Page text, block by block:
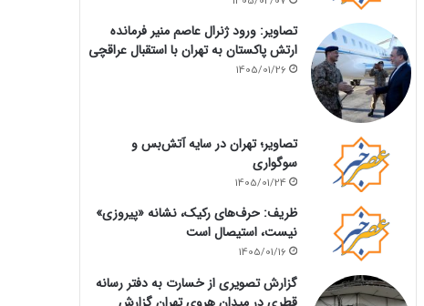
تصاویر: ورود ژنرال عاصم منیر فرمانده
ارتش پاکستان به تهران با استقبال عراقچی
1405/01/26
تصاویر؛ تهران در سایه آتش‌بس و
سوگواری
1405/01/24
ظریف: حرف‌های رکیک، نشانه «پیروزی»
نیست، استیصال است
1405/01/16
گزارش تصویری از خسارت به دفتر رسانه
قطری در میدان هروی تهران گزارش